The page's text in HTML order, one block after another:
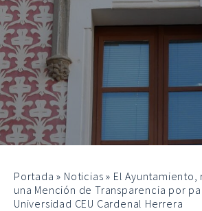
Portada » Noticias » El
una Mención de Transparencia por
Universidad CEU Cardenal Herrera